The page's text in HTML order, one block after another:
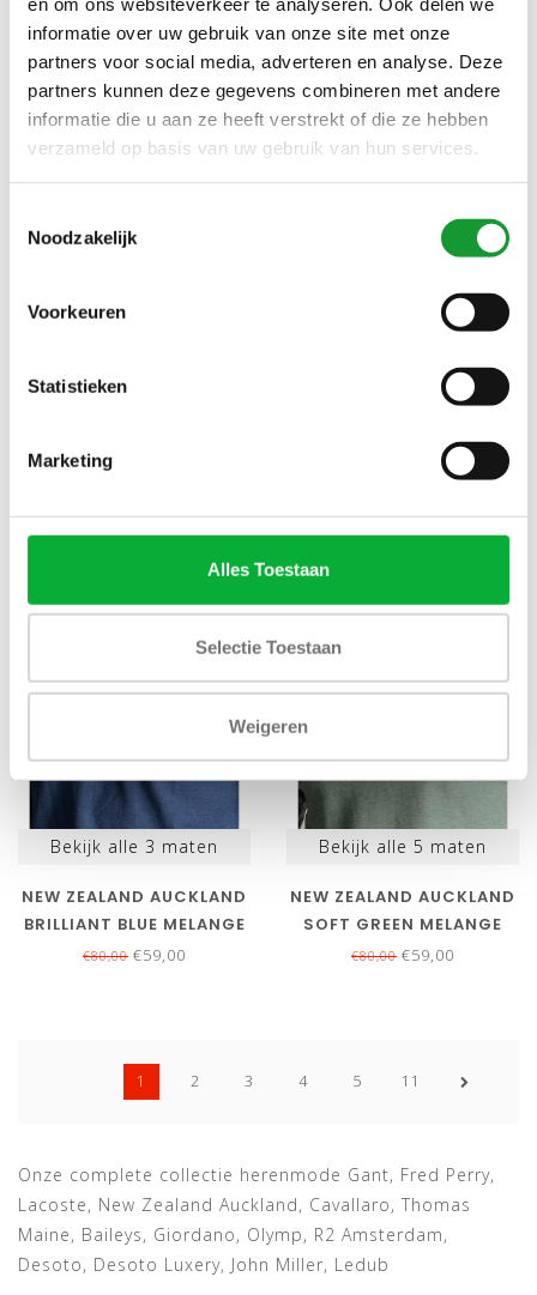
informatie over uw gebruik van onze site met onze
partners voor social media, adverteren en analyse. Deze
partners kunnen deze gegevens combineren met andere
informatie die u aan ze heeft verstrekt of die ze hebben
verzameld op basis van uw gebruik van hun services.
Noodzakelijk
Voorkeuren
Statistieken
Marketing
Alles Toestaan
Selectie Toestaan
Weigeren
NEW ZEALAND AUCKLAND
DONKERBLAUW MELANGE
HEREN ZIPPER MET RITSJE
€130,00€65,00
NEW ZEALAND AUCKLAND
OLIJFGROEN GRIJS
MELANGE HEREN ZIPPER
MET RITSJE
€130,00€65,00
SALE-26%
NEW ZEALAND AUCKLAND
€80,00€59,00
SALE-26%
maten
NEW ZEALAND AUCKLAND
SOFT GREEN MELANGE
€80,00€59,00
Bekijk alle 3 maten
NEW ZEALAND AUCKLAND
BRILLIANT BLUE MELANGE
POLO LANGE MOUW
€80,00 €59,00
Bekijk alle 5 maten
NEW ZEALAND AUCKLAND
SOFT GREEN MELANGE
POLO LANGE MOUW
€80,00 €59,00
1 2 3 4 5 11
Onze complete collectie herenmode Gant, Fred Perry,
Lacoste, New Zealand Auckland, Cavallaro, Thomas
Maine, Baileys, Giordano, Olymp, R2 Amsterdam,
Desoto, Desoto Luxery, John Miller, Ledub